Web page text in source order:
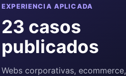
EXPERIENCIA APLICADA
23 casos
publicados
Webs corporativas, ecommerce,